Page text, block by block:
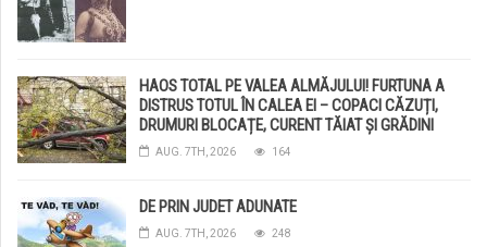
HAOS TOTAL PE VALEA ALMĂJULUI! FURTUNA A
DISTRUS TOTUL ÎN CALEA EI – COPACI CĂZUȚI,
DRUMURI BLOCAȚE, CURENT TĂIAT ȘI GRĂDINI
DISTRUSE DE GRINDINĂ!
AUG. 7TH, 2026 164
DE PRIN JUDET ADUNATE
AUG. 7TH, 2026 248